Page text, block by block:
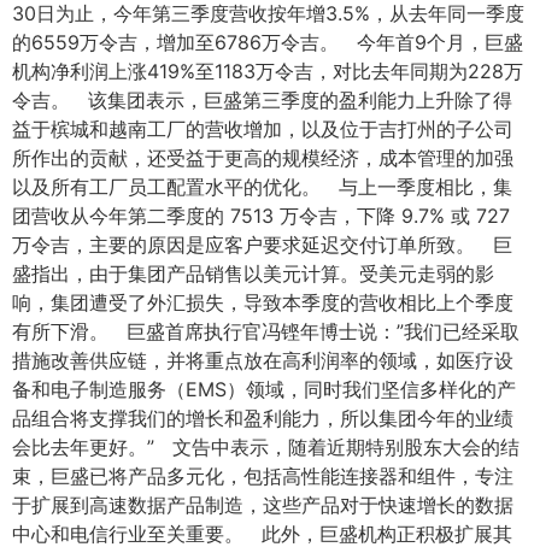
30日为止，今年第三季度营收按年增3.5%，从去年同一季度
的6559万令吉，增加至6786万令吉。 今年首9个月，巨盛
机构净利润上涨419%至1183万令吉，对比去年同期为228万
令吉。 该集团表示，巨盛第三季度的盈利能力上升除了得
益于槟城和越南工厂的营收增加，以及位于吉打州的子公司
所作出的贡献，还受益于更高的规模经济，成本管理的加强
以及所有工厂员工配置水平的优化。 与上一季度相比，集
团营收从今年第二季度的 7513 万令吉，下降 9.7% 或 727
万令吉，主要的原因是应客户要求延迟交付订单所致。 巨
盛指出，由于集团产品销售以美元计算。受美元走弱的影
响，集团遭受了外汇损失，导致本季度的营收相比上个季度
有所下滑。 巨盛首席执行官冯铿年博士说：”我们已经采取
措施改善供应链，并将重点放在高利润率的领域，如医疗设
备和电子制造服务（EMS）领域，同时我们坚信多样化的产
品组合将支撑我们的增长和盈利能力，所以集团今年的业绩
会比去年更好。” 文告中表示，随着近期特别股东大会的结
束，巨盛已将产品多元化，包括高性能连接器和组件，专注
于扩展到高速数据产品制造，这些产品对于快速增长的数据
中心和电信行业至关重要。 此外，巨盛机构正积极扩展其